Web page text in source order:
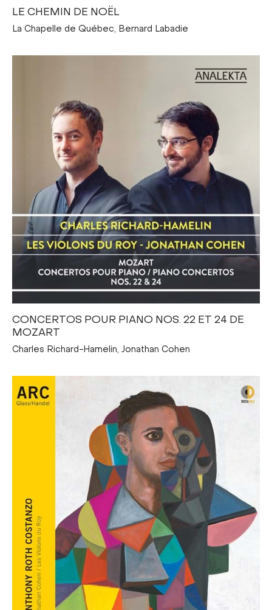
LE CHEMIN DE NOËL
La Chapelle de Québec, Bernard Labadie
CONCERTOS POUR PIANO NOS. 22 ET 24 DE
MOZART
Charles Richard-Hamelin, Jonathan Cohen